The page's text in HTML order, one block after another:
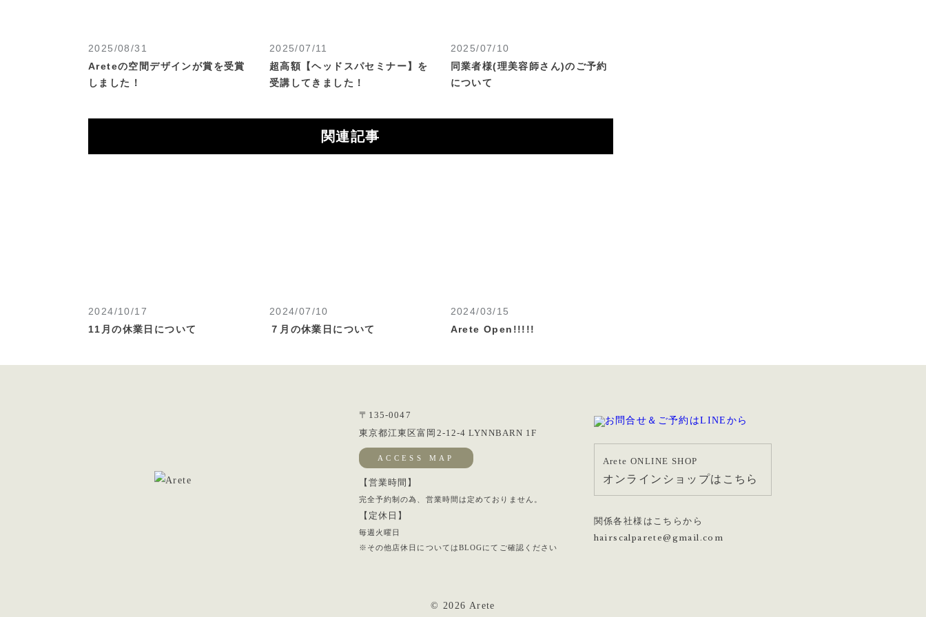
2025/08/31
Areteの空間デザインが賞を受賞
しました！
2025/07/11
超高額【ヘッドスパセミナー】を
受講してきました！
2025/07/10
同業者様(理美容師さん)のご予約
について
関連記事
2024/10/17
11月の休業日について
2024/07/10
７月の休業日について
2024/03/15
Arete Open!!!!!
〒135-0047
東京都江東区富岡2-12-4 LYNNBARN 1F
ACCESS MAP
【営業時間】
完全予約制の為、営業時間は定めておりません。
【定休日】
毎週火曜日
※その他店休日についてはBLOGにてご確認ください
Arete ONLINE SHOP
オンラインショップはこちら
関係各社様はこちらから
© 2026 Arete